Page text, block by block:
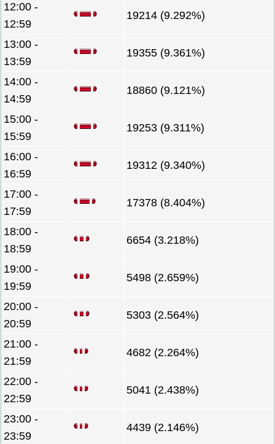
12:00 -
12:59
19214 (9.292%)
13:00 -
13:59
19355 (9.361%)
14:00 -
14:59
18860 (9.121%)
15:00 -
15:59
19253 (9.311%)
16:00 -
16:59
19312 (9.340%)
17:00 -
17:59
17378 (8.404%)
18:00 -
18:59
6654 (3.218%)
19:00 -
19:59
5498 (2.659%)
20:00 -
20:59
5303 (2.564%)
21:00 -
21:59
4682 (2.264%)
22:00 -
22:59
5041 (2.438%)
23:00 -
23:59
4439 (2.146%)